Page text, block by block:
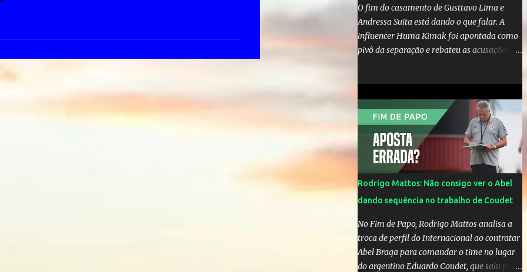
O fim do casamento de Gusttavo Lima e
Andressa Suita está dando o que falar. A
influencer Huma Kimak foi apontada como
pivô da separação e rebateu as acusações
nem cabeça pudesse ter esse tipo de
proporção. Queria esclarecer que eu e
Gusttavo nunca tivemos nenhum tipo de
contato, nem de fã porque sou fã dele", disse
Huma Kimak. A influencer também contou
que recebe diversos ataques na internet
desde a época em que foi contratada para
fazer a divulgação de uma live do Gusttavo
Lima em Manaus, capital do Amazonas. "Fui
até o local onde seria o show, divulguei e no
dia seguinte foi feita a live que eu não pude
ir, porque estava me sentindo mal", explicou
Rodrigo Mattos: Não consigo ver o Abel
dando sequência no trabalho de Coudet
No Fim de Papo, Rodrigo Mattos analisa a
troca de perfil do Internacional ao contratar
Abel Braga para comandar o time no lugar
do argentino Eduardo Coudet, que saiu para